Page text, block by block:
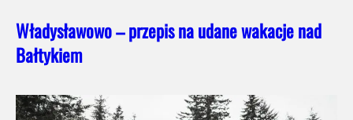
Władysławowo – przepis na udane wakacje nad
Bałtykiem